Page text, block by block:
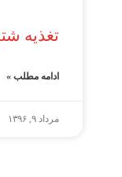
تغذیه
ادامه مطلب »
مرداد ۹, ۱۳۹۶